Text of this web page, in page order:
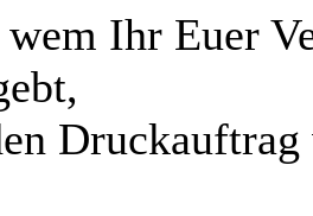
Ihr Euer
Druckauftrag